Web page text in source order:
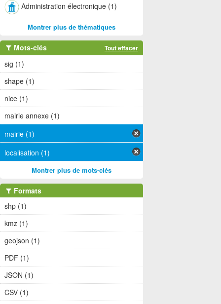
Administration électronique (1)
Montrer plus de thématiques
Mots-clés Tout effacer
sig (1)
shape (1)
nice (1)
mairie annexe (1)
mairie (1)
localisation (1)
Montrer plus de mots-clés
Formats
shp (1)
kmz (1)
geojson (1)
PDF (1)
JSON (1)
CSV (1)